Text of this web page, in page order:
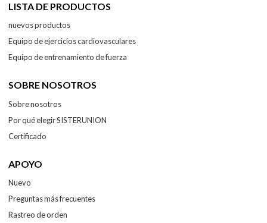
LISTA DE PRODUCTOS
nuevos productos
Equipo de ejercicios cardiovasculares
Equipo de entrenamiento de fuerza
SOBRE NOSOTROS
Sobre nosotros
Por qué elegir SISTERUNION
Certificado
APOYO
Nuevo
Preguntas más frecuentes
Rastreo de orden